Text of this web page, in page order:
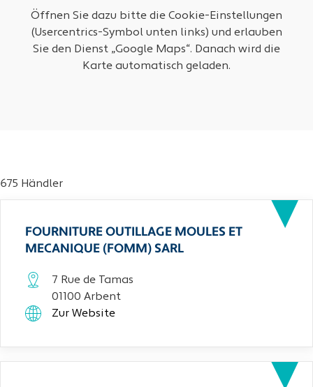
Öffnen Sie dazu bitte die Cookie-Einstellungen
(Usercentrics-Symbol unten links) und erlauben
Sie den Dienst „Google Maps“. Danach wird die
Karte automatisch geladen.
675 Händler
FOURNITURE OUTILLAGE MOULES ET
MECANIQUE (FOMM) SARL
7 Rue de Tamas
01100 Arbent
Zur Website